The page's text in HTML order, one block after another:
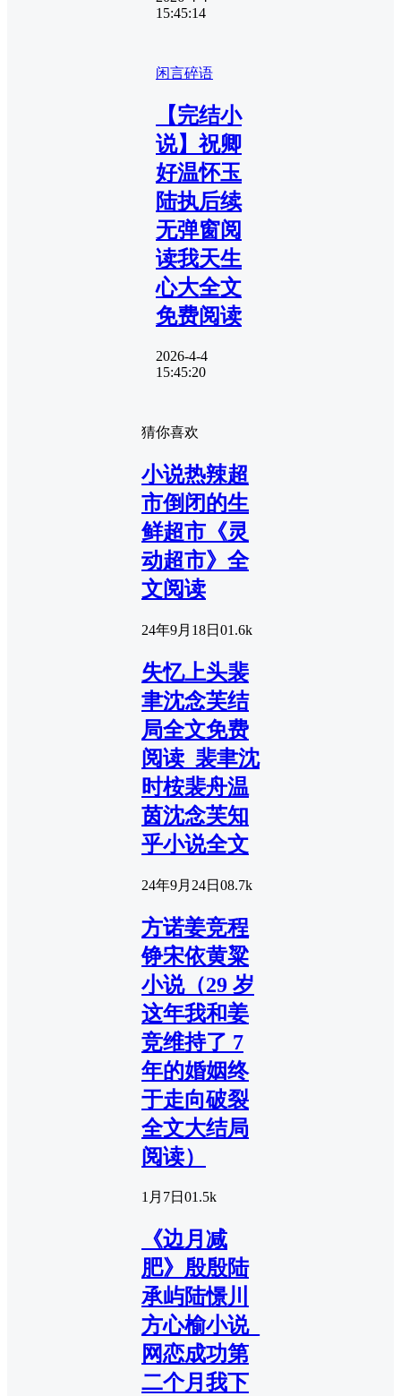
15:45:14
闲言碎语
【完结小
说】祝卿
好温怀玉
陆执后续
无弹窗阅
读我天生
心大全文
免费阅读
2026-4-4
15:45:20
猜你喜欢
小说热辣超
市倒闭的生
鲜超市《灵
动超市》全
文阅读
24年9月18日 01.6k
失忆上头裴
聿沈念芙结
局全文免费
阅读_裴聿沈
时桉裴舟温
茵沈念芙知
乎小说全文
24年9月24日 08.7k
方诺姜竞程
铮宋依黄粱
小说（29 岁
这年我和姜
竞维持了 7
年的婚姻终
于走向破裂
全文大结局
阅读）
1月7日 01.5k
《边月减
肥》殷殷陆
承屿陆憬川
方心榆小说_
网恋成功第
二个月我下